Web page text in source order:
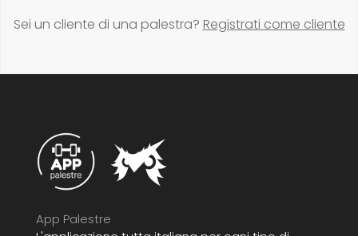
Sei un cliente di una palestra? Registrati come cliente
App Palestre